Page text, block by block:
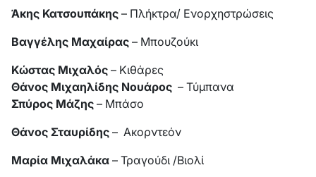
Άκης Κατσουπάκης – Πλήκτρα/ Ενορχηστρώσεις
Βαγγέλης Μαχαίρας – Μπουζούκι
Κώστας Μιχαλός – Κιθάρες
Θάνος Μιχαηλίδης Νουάρος – Τύμπανα
Σπύρος Μάζης – Μπάσο
Θάνος Σταυρίδης – Ακορντεόν
Μαρία Μιχαλάκα – Τραγούδι /Βιολί